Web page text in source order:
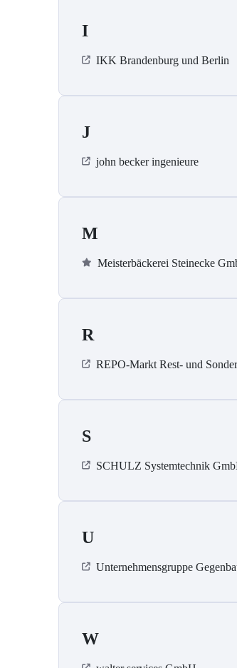
I
IKK Brandenburg und Berlin
J
john becker ingenieure
M
Meisterbäckerei Steinecke
R
REPO-Markt Rest- und
S
SCHULZ Systemtechnik
U
Unternehmensgruppe
W